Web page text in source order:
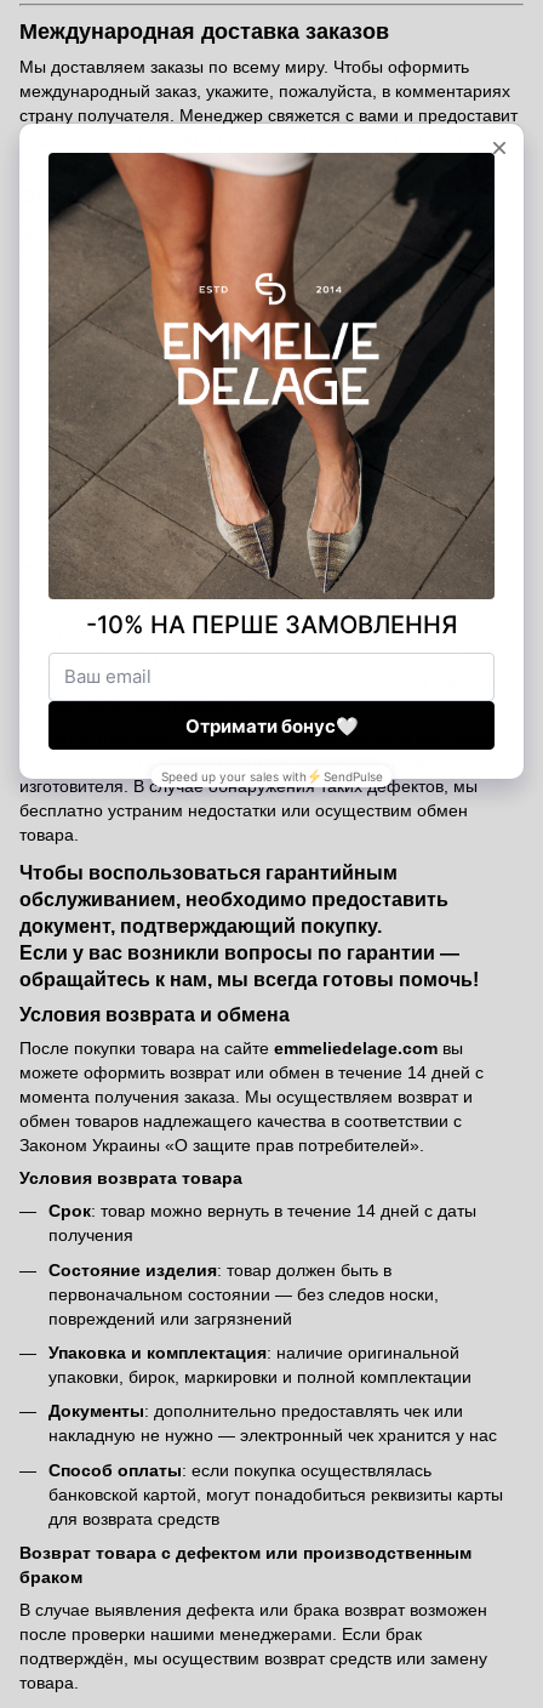
Международная доставка заказов
Мы доставляем заказы по всему миру. Чтобы оформить
международный заказ, укажите, пожалуйста, в комментариях
страну получателя. Менеджер свяжется с вами и предоставит
подробную информацию о стоимости доставки и сроках.
Оплата заказа
Мы предлагаем несколько удобных способов оплаты, чтобы
вы могли выбрать тот, который подходит именно вам:
Банковской картой на сайте — быстро и безопасно
через платёжную систему
Наложенный платёж (послеоплата)— оплата при
получении после внесения предоплаты 200 грн
(предоплата является гарантией вашего заказа)
Банковский перевод— вы можете перевести средства
на наш расчётный счёт
Оплата в шоурумах — можно рассчитаться наличными,
банковской картой или через терминал в наших магазинах
в Киеве и Харькове
Гарантия от производителя - 12 месяцев.
официальная гарантия от производителя сроком на 12
месяцев с даты покупки. Мы уверены в качестве наших
товаров и стремимся к тому, чтобы каждая покупка дарила
вам удовольствие и комфорт.
Гарантия покрывает производственные дефекты материалов
изготовителя. В случае обнаружения таких дефектов, мы
бесплатно устраним недостатки или осуществим обмен
товара.
Чтобы воспользоваться гарантийным
обслуживанием, необходимо предоставить
документ, подтверждающий покупку.
Если у вас возникли вопросы по гарантии —
обращайтесь к нам, мы всегда готовы помочь!
Условия возврата и обмена
После покупки товара на сайте emmeliedelage.com вы
можете оформить возврат или обмен в течение 14 дней с
момента получения заказа. Мы осуществляем возврат и
обмен товаров надлежащего качества в соответствии с
Законом Украины «О защите прав потребителей».
Условия возврата товара
Срок: товар можно вернуть в течение 14 дней с даты
получения
Состояние изделия: товар должен быть в
первоначальном состоянии — без следов носки,
повреждений или загрязнений
Упаковка и комплектация: наличие оригинальной
упаковки, бирок, маркировки и полной комплектации
Документы: дополнительно предоставлять чек или
накладную не нужно — электронный чек хранится у нас
Способ оплаты: если покупка осуществлялась
банковской картой, могут понадобиться реквизиты карты
для возврата средств
Возврат товара с дефектом или производственным
браком
В случае выявления дефекта или брака возврат возможен
после проверки нашими менеджерами. Если брак
подтверждён, мы осуществим возврат средств или замену
товара.